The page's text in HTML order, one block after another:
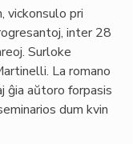
vickonsulo pri
inter 28
Surloke
La romano
ĝia aŭtoro forpasis
dum kvin